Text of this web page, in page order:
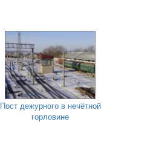
Пост дежурного в нечётной
горловине